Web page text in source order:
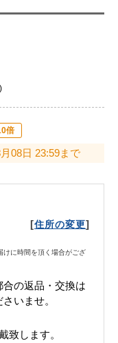
倍
08日 23:59まで
[住所の変更]
けに時間を頂く場合がござ
の返品・交換は
いませ。
致します。